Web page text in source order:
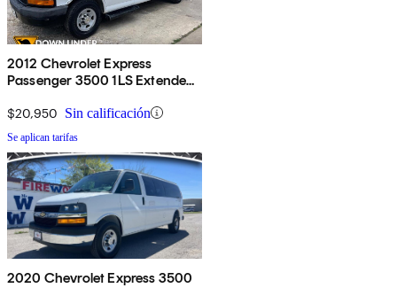
2012 Chevrolet Express
Passenger 3500 1LS Extended
$20,950 Sin calificación
Se aplican tarifas
2020 Chevrolet Express 3500